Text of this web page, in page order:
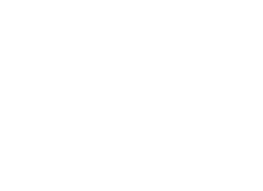
帳單所需資料之確認、核對及更正。
閱以下連結：
消欲退款等相關疑問，請聯繫「AFTEE先享後付
內提供個人資料，並將交易相關給付款項請求債
公司。
，請瀏覽以下網址：
含以上)免運費